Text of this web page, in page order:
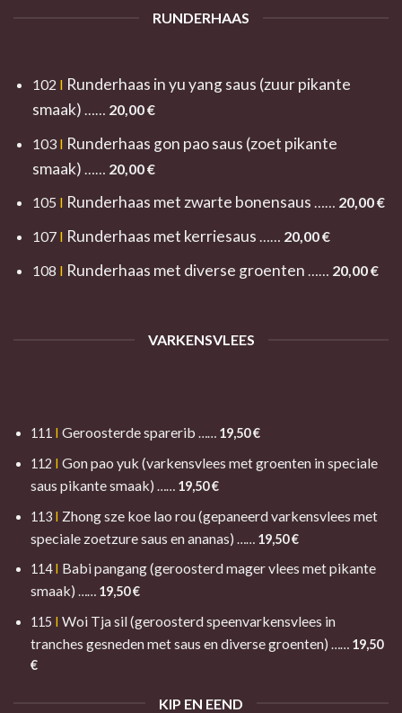
RUNDERHAAS
102 I Runderhaas in yu yang saus (zuur pikante
smaak) …… 20,00 €
103 I Runderhaas gon pao saus (zoet pikante
smaak)
20,00€
105 I Runderhaas met zwarte bonensaus …… 20,00€
107 I Runderhaas met kerriesaus …… 20,00€
108 I Runderhaas met diverse groenten 20,00€
VARKENSVLEES
111 I Geroosterde sparerib …… 19,50 €
112 I Gon pao yuk (varkensvlees met groenten in speciale
saus pikante smaak) …… 19,50€
113 I Zhong sze koe lao rou (gepaneerd varkensvlees met
speciale zoetzure saus en ananas) …… 19,50€
114I Babi pangang (geroosterd mager vlees met pikante
smaak) …… 19,50€
115 I Woi Tja sil (geroosterd speenvarkensvlees in
tranches gesneden met saus en diverse groenten) …… 19,50
€
KIP EN EEND